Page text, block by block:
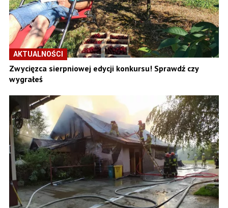
AKTUALNOŚCI
Zwycięzca sierpniowej edycji konkursu! Sprawdź czy
wygrałeś